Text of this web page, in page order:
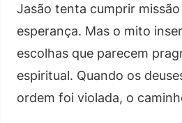
Jasão tenta cumprir
esperança. Mas o mito
escolhas que parecem
espiritual. Quando os
ordem foi violada, o